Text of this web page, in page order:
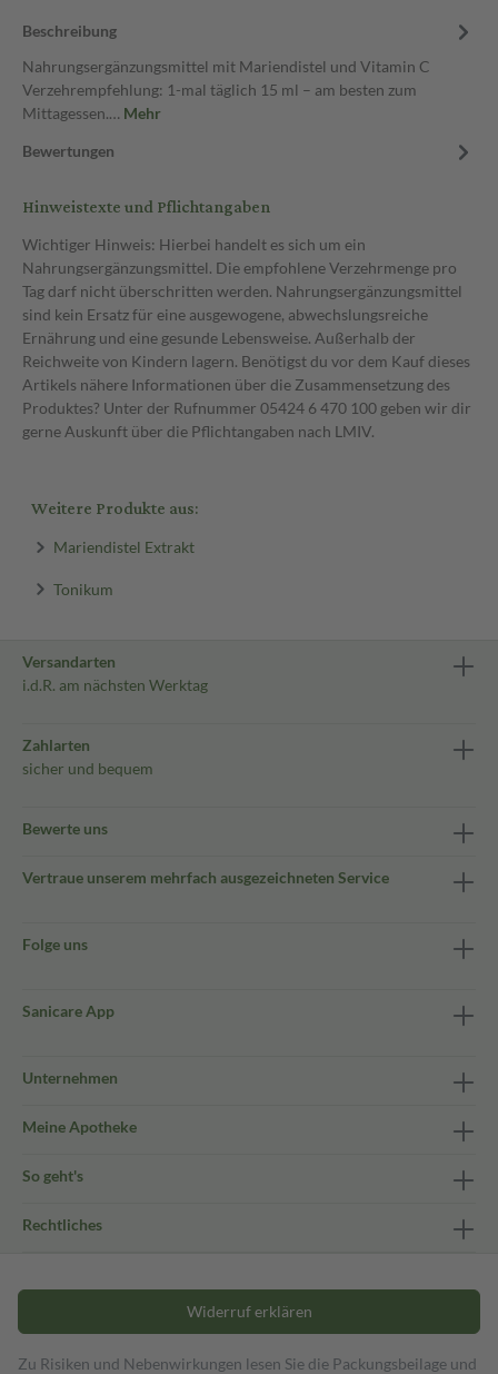
Beschreibung
Nahrungsergänzungsmittel mit Mariendistel und Vitamin C
Verzehrempfehlung: 1-mal täglich 15 ml – am besten zum
Mittagessen.… Mehr
Bewertungen
Hinweistexte und Pflichtangaben
Wichtiger Hinweis: Hierbei handelt es sich um ein
Nahrungsergänzungsmittel. Die empfohlene Verzehrmenge pro
Tag darf nicht überschritten werden. Nahrungsergänzungsmittel
sind kein Ersatz für eine ausgewogene, abwechslungsreiche
Ernährung und eine gesunde Lebensweise. Außerhalb der
Reichweite von Kindern lagern. Benötigst du vor dem Kauf dieses
Artikels nähere Informationen über die Zusammensetzung des
Produktes? Unter der Rufnummer 05424 6 470 100 geben wir dir
gerne Auskunft über die Pflichtangaben nach LMIV.
Weitere Produkte aus:
Mariendistel Extrakt
Tonikum
Versandarten
i.d.R. am nächsten Werktag
Zahlarten
sicher und bequem
Bewerte uns
Vertraue unserem mehrfach ausgezeichneten Service
Folge uns
Sanicare App
Unternehmen
Meine Apotheke
So geht's
Rechtliches
Widerruf erklären
Zu Risiken und Nebenwirkungen lesen Sie die Packungsbeilage und